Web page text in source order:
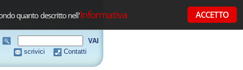
quanto descritto nell'Informativa ACCETTO
scrivici Contatti